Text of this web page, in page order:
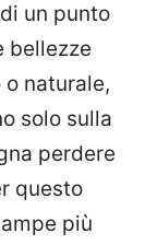
un punto
bellezze
naturale,
solo sulla
perdere
questo
più